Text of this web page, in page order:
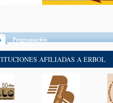
(solapa activa)
Programación
AFILIADAS A ERBOL